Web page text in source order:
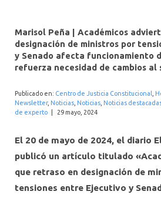
INTERNACIONAL
Marisol Peña | Académicos
designación de ministros por
y Senado afecta funcionamiento
refuerza necesidad de cambios al
Publicado en: Centro de Justicia Constitucional
Newsletter, Noticias Noticias Noticias
de experto
29 mayo, 2024
El 20 de mayo de 2024, el diario
publicó un artículo titulado
que retraso en designación de
tensiones entre Ejecutivo y